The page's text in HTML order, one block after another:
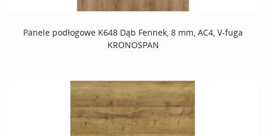
Panele podłogowe K648 Dąb Fennek, 8 mm, AC4, V-fuga
KRONOSPAN